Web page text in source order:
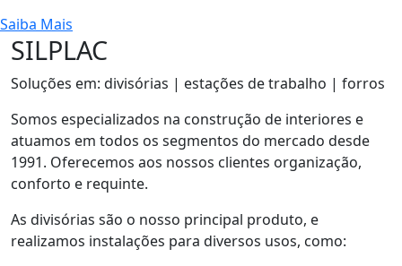
Saiba Mais
SILPLAC
Soluções em: divisórias | estações de trabalho | forros
Somos especializados na construção de interiores e
atuamos em todos os segmentos do mercado desde
1991. Oferecemos aos nossos clientes organização,
conforto e requinte.
As divisórias são o nosso principal produto, e
realizamos instalações para diversos usos, como: